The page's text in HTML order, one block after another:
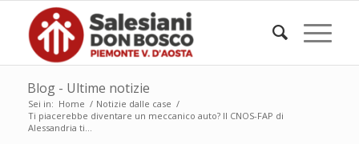
Blog - Ultime notizie
Sei in: Home / Notizie dalle case /
Ti piacerebbe diventare un meccanico auto? Il CNOS-FAP di
Alessandria ti...